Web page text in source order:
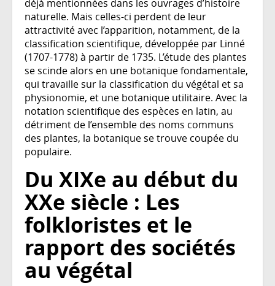
déjà mentionnées dans les ouvrages d’histoire
naturelle. Mais celles-ci perdent de leur
attractivité avec l’apparition, notamment, de la
classification scientifique, développée par Linné
(1707-1778) à partir de 1735. L’étude des plantes
se scinde alors en une botanique fondamentale,
qui travaille sur la classification du végétal et sa
physionomie, et une botanique utilitaire. Avec la
notation scientifique des espèces en latin, au
détriment de l’ensemble des noms communs
des plantes, la botanique se trouve coupée du
populaire.
Du XIXe au début du
XXe siècle : Les
folkloristes et le
rapport des sociétés
au végétal